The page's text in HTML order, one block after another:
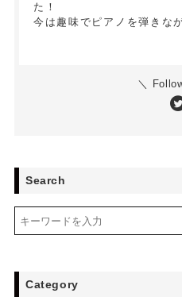
た！
今は趣味でピアノを弾きな
＼
Search
Category